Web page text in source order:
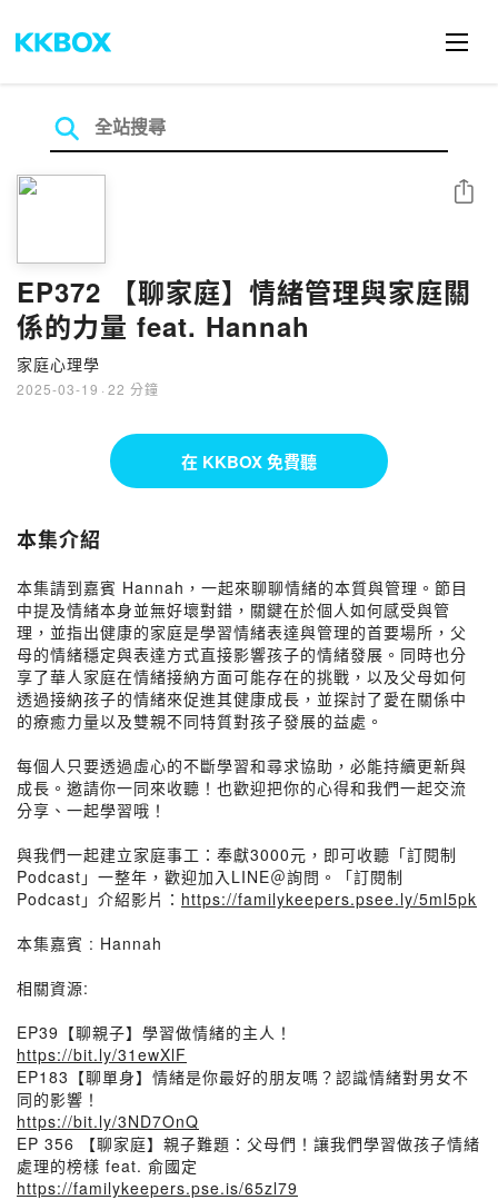
EP372 【聊家庭】情緒管理與家庭關
係的力量 feat. Hannah
家庭心理學
2025-03-19 · 22 分鐘
分享
在 KKBOX 免費聽
本集介紹
本集請到嘉賓 Hannah，一起來聊聊情緒的本質與管理。節目
中提及情緒本身並無好壞對錯，關鍵在於個人如何感受與管
理，並指出健康的家庭是學習情緒表達與管理的首要場所，父
母的情緒穩定與表達方式直接影響孩子的情緒發展。同時也分
享了華人家庭在情緒接納方面可能存在的挑戰，以及父母如何
透過接納孩子的情緒來促進其健康成長，並探討了愛在關係中
的療癒力量以及雙親不同特質對孩子發展的益處。
每個人只要透過虛心的不斷學習和尋求協助，必能持續更新與
成長。邀請你一同來收聽！也歡迎把你的心得和我們一起交流
分享、一起學習哦！
與我們一起建立家庭事工：奉獻3000元，即可收聽「訂閱制
Podcast」一整年，歡迎加入LINE＠詢問。「訂閱制
Podcast」介紹影片： https://familykeepers.psee.ly/5ml5pk
本集嘉賓 : Hannah
相關資源:
EP39【聊親子】學習做情緒的主人！
https://bit.ly/31ewXlF
EP183【聊單身】情緒是你最好的朋友嗎？認識情緒對男女不
同的影響！
https://bit.ly/3ND7OnQ
EP 356 【聊家庭】親子難題：父母們！讓我們學習做孩子情緒
處理的榜樣 feat. 俞國定
https://familykeepers.pse.is/65zl79